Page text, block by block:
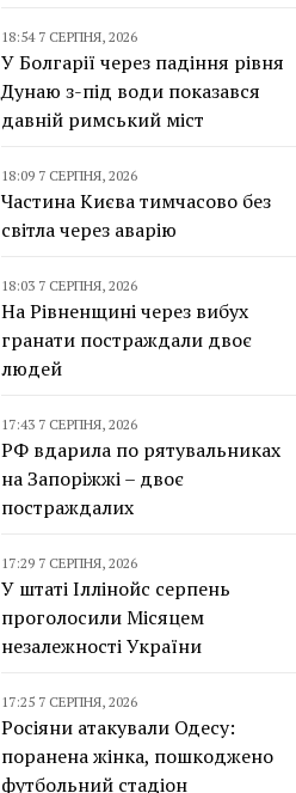
18:54 7 СЕРПНЯ, 2026
У Болгарії через падіння рівня
Дунаю з-під води показався
давній римський міст
18:09 7 СЕРПНЯ, 2026
Частина Києва тимчасово без
світла через аварію
18:03 7 СЕРПНЯ, 2026
На Рівненщині через вибух
гранати постраждали двоє
людей
17:43 7 СЕРПНЯ, 2026
РФ вдарила по рятувальниках
на Запоріжжі – двоє
постраждалих
17:29 7 СЕРПНЯ, 2026
У штаті Іллінойс серпень
проголосили Місяцем
незалежності України
17:25 7 СЕРПНЯ, 2026
Росіяни атакували Одесу:
поранена жінка, пошкоджено
футбольний стадіон